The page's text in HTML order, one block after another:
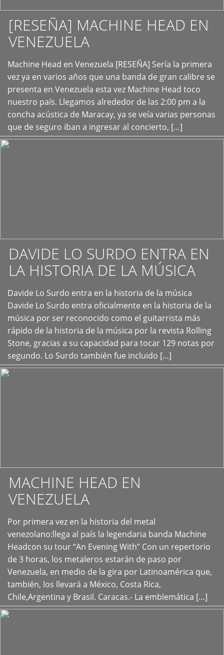
[RESEÑA] MACHINE HEAD EN
VENEZUELA
Machine Head en Venezuela [RESEÑA] Sería la primera
vez ya en varios años que una banda de gran calibre se
presenta en Venezuela esta vez Machine Head toco
nuestro país. Llegamos alrededor de las 2:00 pm a la
concha acústica de Maracay, ya se veía varias personas
que de seguro iban a ingresar al concierto, […]
+
DAVIDE LO SURDO ENTRA EN
LA HISTORIA DE LA MÚSICA
Davide Lo Surdo entra en la historia de la música
Davide Lo Surdo entra oficialmente en la historia de la
música por ser reconocido como el guitarrista más
rápido de la historia de la música por la revista Rolling
Stone, gracias a su capacidad para tocar 129 notas por
segundo. Lo Surdo también fue incluido […]
+
MACHINE HEAD EN
VENEZUELA
Por primera vez en la historia del metal
venezolano:llega al país la legendaria banda Machine
Headcon su tour “An Evening With” Con un repertorio
de 3 horas, los metaleros estarán de paso por
Venezuela, en medio de la gira por Latinoamérica que,
también, los llevará a México, Costa Rica,
Chile,Argentina y Brasil. Caracas.- La emblemática […]
+